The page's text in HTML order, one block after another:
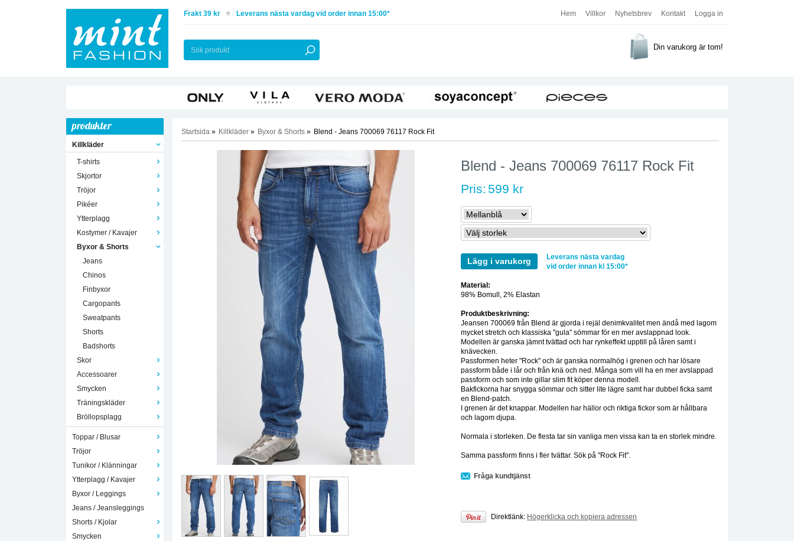
Hem Villkor Nyhetsbrev Kontakt Logga in
Frakt 39 kr Leverans nästa vardag vid order innan 15:00*
Din varukorg är tom!
produkter
Killkläder
T-shirts
Skjortor
Tröjor
Pikéer
Ytterplagg
Kostymer / Kavajer
Byxor & Shorts
Jeans
Chinos
Finbyxor
Cargopants
Sweatpants
Shorts
Badshorts
Skor
Accessoarer
Smycken
Träningskläder
Bröllopsplagg
Toppar / Blusar
Tröjor
Tunikor / Klänningar
Ytterplagg / Kavajer
Byxor / Leggings
Jeans / Jeansleggings
Shorts / Kjolar
Smycken
Startsida » Killkläder » Byxor & Shorts » Blend - Jeans 700069 76117 Rock Fit
Blend - Jeans 700069 76117 Rock Fit
Pris: 599 kr
Lägg i varukorg
Leverans nästa vardag
vid order innan kl 15:00*
Material:
98% Bomull, 2% Elastan
Produktbeskrivning:
Jeansen 700069 från Blend är gjorda i rejäl denimkvalitet men ändå med lagom
mycket stretch och klassiska "gula" sömmar för en mer avslappnad look.
Modellen är ganska jämnt tvättad och har rynkeffekt upptill på låren samt i
knävecken.
Passformen heter "Rock" och är ganska normalhög i grenen och har lösare
passform både i lår och från knä och ned. Många som vill ha en mer avslappad
passform och som inte gillar slim fit köper denna modell.
Bakfickorna har snygga sömmar och sitter lite lägre samt har dubbel ficka samt
en Blend-patch.
I grenen är det knappar. Modellen har hällor och riktiga fickor som är hållbara
och lagom djupa.
Normala i storleken. De flesta tar sin vanliga men vissa kan ta en storlek mindre.
Samma passform finns i fler tvättar. Sök på "Rock Fit".
Fråga kundtjänst
Direktlänk: Högerklicka och kopiera adressen